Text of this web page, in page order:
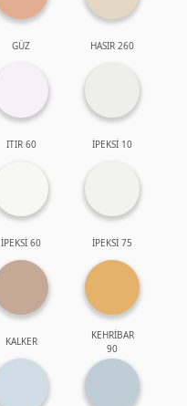
GÜZ HASIR 260
ITIR 60 İPEKSİ 10
İPEKSİ 60 İPEKSİ 75
KALKER
KEHRİBAR
90